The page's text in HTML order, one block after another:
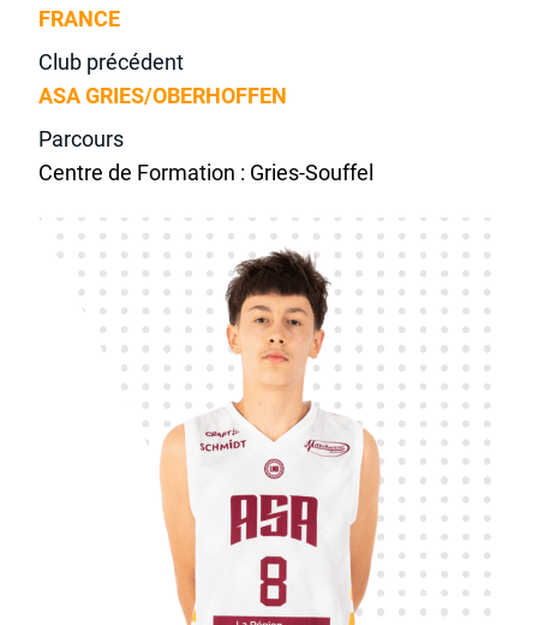
FRANCE
Club précédent
ASA GRIES/OBERHOFFEN
Parcours
Centre de Formation : Gries-Souffel